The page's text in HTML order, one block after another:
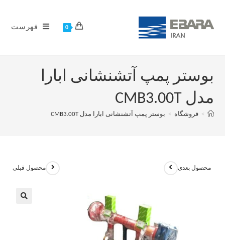
0 فهرست
بوستر پمپ آتشنشانی ابارا
مدل CMB3.00T
> فروشگاه > بوستر پمپ آتشنشانی ابارا مدل CMB3.00T
محصول قبلی محصول بعدی